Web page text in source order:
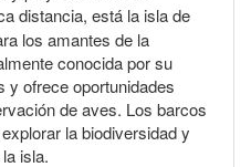
distancia, está la isla de
los amantes de la
conocida por su
y ofrece oportunidades
de aves. Los barcos
la biodiversidad y
isla.